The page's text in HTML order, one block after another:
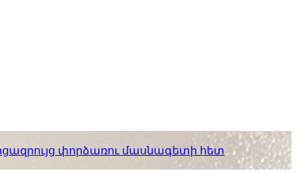
փորձառու մասնագետի հետ